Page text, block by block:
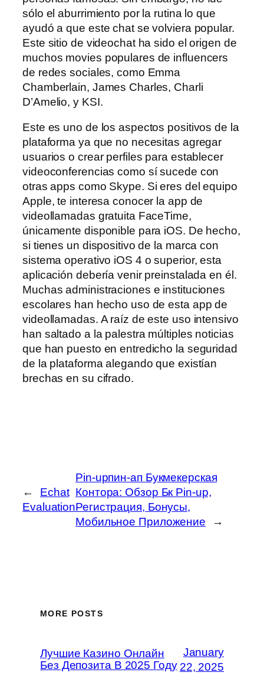
sólo el aburrimiento por la rutina lo que
ayudó a que este chat se volviera popular.
Este sitio de videochat ha sido el origen de
muchos movies populares de influencers
de redes sociales, como Emma
Chamberlain, James Charles, Charli
D’Amelio, y KSI.
Este es uno de los aspectos positivos de la
plataforma ya que no necesitas agregar
usuarios o crear perfiles para establecer
videoconferencias como sí sucede con
otras apps como Skype. Si eres del equipo
Apple, te interesa conocer la app de
videollamadas gratuita FaceTime,
únicamente disponible para iOS. De hecho,
si tienes un dispositivo de la marca con
sistema operativo iOS 4 o superior, esta
aplicación debería venir preinstalada en él.
Muchas administraciones e instituciones
escolares han hecho uso de esta app de
videollamadas. A raíz de este uso intensivo
han saltado a la palestra múltiples noticias
que han puesto en entredicho la seguridad
de la plataforma alegando que existían
brechas en su cifrado.
←
Echat
Evaluation
Pin-upпин-ап Букмекерская
Контора: Обзор Бк Pin-up,
Регистрация, Бонусы,
Мобильное Приложение
→
MORE POSTS
Лучшие Казино Онлайн
Без Депозита В 2025 Году
January
22, 2025